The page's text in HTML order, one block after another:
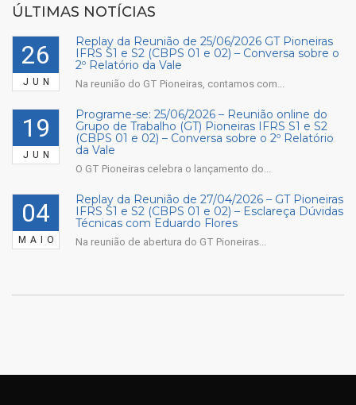
ÚLTIMAS NOTÍCIAS
26
JUN
Replay da Reunião de 25/06/2026 GT Pioneiras
IFRS S1 e S2 (CBPS 01 e 02) – Conversa sobre o
2º Relatório da Vale
Na reunião do GT Pioneiras, contamos com...
19
JUN
Programe-se: 25/06/2026 – Reunião online do
Grupo de Trabalho (GT) Pioneiras IFRS S1 e S2
(CBPS 01 e 02) – Conversa sobre o 2º Relatório
da Vale
O GT Pioneiras celebra o lançamento do...
04
MAIO
Replay da Reunião de 27/04/2026 – GT Pioneiras
IFRS S1 e S2 (CBPS 01 e 02) – Esclareça Dúvidas
Técnicas com Eduardo Flores
Na reunião de abertura do GT Pioneiras...